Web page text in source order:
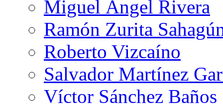
Miguel Ángel Rivera
Ramón Zurita
Roberto Vizcaíno
Salvador Martínez
Víctor Sánchez Baños